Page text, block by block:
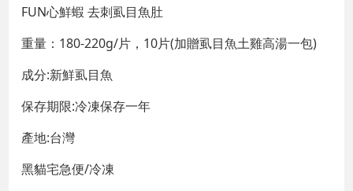
FUN心鮮蝦 去刺虱目魚肚
重量：180-220g/片，10片(加贈虱目魚土雞高湯一包)
成分:新鮮虱目魚
保存期限:冷凍保存一年
產地:台灣
黑貓宅急便/冷凍